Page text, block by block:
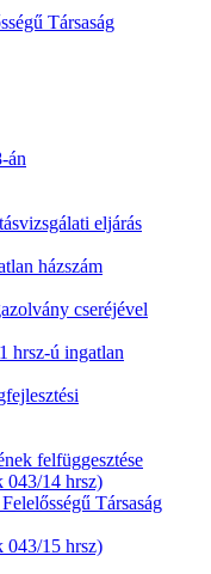
Társaság
án
eljárás
házszám
cseréjével
hrsz-ú ingatlan
felfüggesztése
043/14 hrsz)
Társaság
043/15 hrsz)